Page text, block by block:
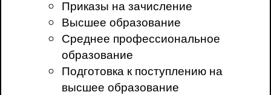
Приказы на зачисление
Высшее образование
Среднее профессиональное
образование
Подготовка к поступлению на
высшее образование